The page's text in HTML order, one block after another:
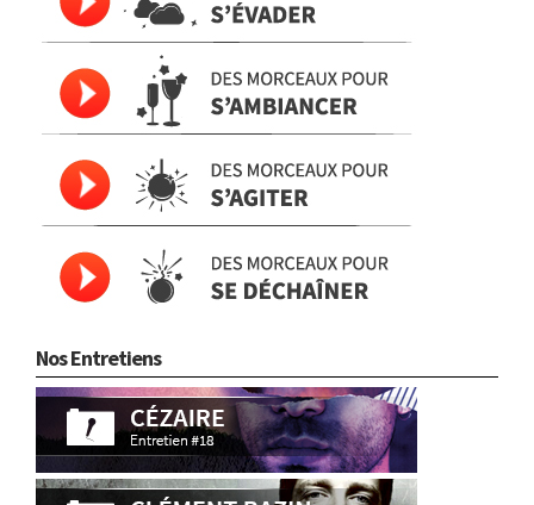
Nos Entretiens